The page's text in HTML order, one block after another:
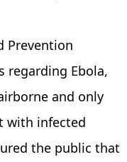
Prevention
regarding Ebola,
and only
with infected
the public that